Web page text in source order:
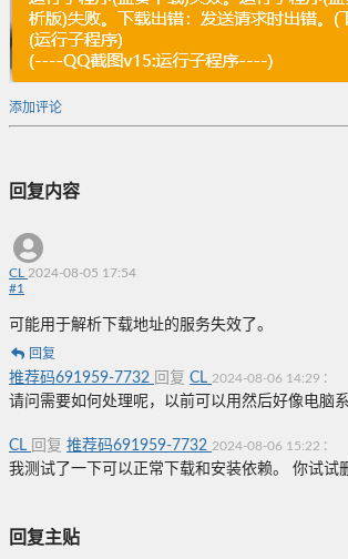
添加评论
回复内容
CL 2024-08-05 17:54
#1
可能用于解析下载地址的服务失效了。
回复
推荐码691959-7732 回复 CL 2024-08-06 14:29 :
请问需要如何处理呢，以前可以用然后好像电脑
CL 回复 推荐码691959-7732 2024-08-06 15:22 :
我测试了一下可以正常下载和安装依赖。 你试试
回复主贴